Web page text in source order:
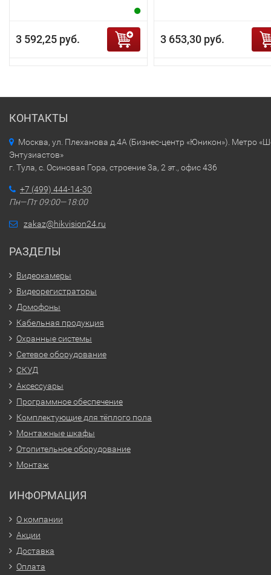
3 592,25 руб. 3 653,30 руб.
КОНТАКТЫ
Москва, ул. Плеханова д.4А (Бизнес-центр «Юникон»). Метро
Энтузиастов»
г. Тула, с. Осиновая Гора, строение 3а, 2 эт., офис 436
+7 (499) 444-14-30
Пн—Пт 09:00—18:00
zakaz@hikvision24.ru
РАЗДЕЛЫ
Видеокамеры
Видеорегистраторы
Домофоны
Кабельная продукция
Охранные системы
Сетевое оборудование
СКУД
Аксессуары
Программное обеспечение
Комплектующие для тёплого пола
Монтажные шкафы
Отопительное оборудование
Монтаж
ИНФОРМАЦИЯ
О компании
Акции
Доставка
Оплата